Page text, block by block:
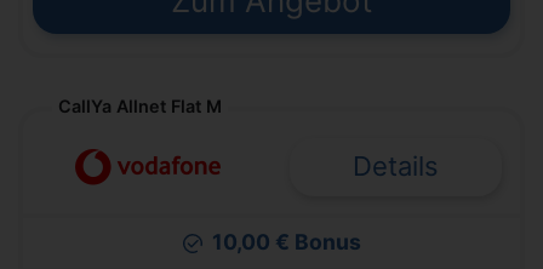
CallYa Allnet Flat M
Details
10,00 € Bonus